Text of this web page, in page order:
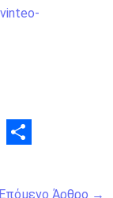
h
Επόμενο Άρθρο →